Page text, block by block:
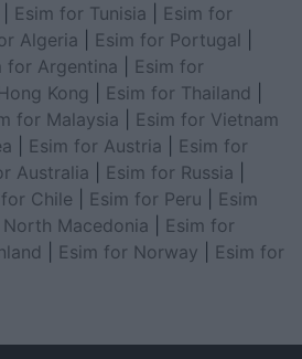
Esim for Tunisia
Esim for
Algeria Esim for Portugal
for Argentina
Esim for
Kong Esim for Thailand
for Malaysia
Esim for Vietnam
Esim for Austria
Esim for
Australia Esim for Russia
Chile Esim for Peru
Esim
Macedonia
Esim for
Esim for Norway
Esim for